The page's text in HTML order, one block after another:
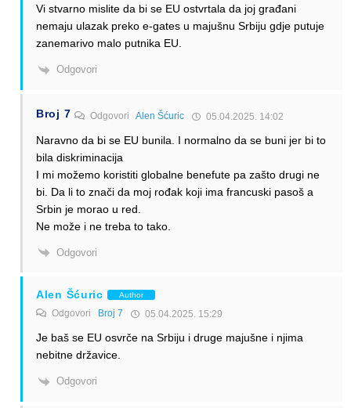
Vi stvarno mislite da bi se EU ostvrtala da joj građani
nemaju ulazak preko e-gates u majušnu Srbiju gdje putuje
zanemarivo malo putnika EU.
Odgovori
Broj 7 OdgovoriAlen Šćuric 05.04.2025. 14:02
Naravno da bi se EU bunila. I normalno da se buni jer bi to
bila diskriminacija
I mi možemo koristiti globalne benefute pa zašto drugi ne
bi. Da li to znači da moj rođak koji ima francuski pasoš a
Srbin je morao u red.
Ne može i ne treba to tako.
Odgovori
Alen Šćuric Author
Odgovori Broj 7 05.04.2025. 15:29
Je baš se EU osvrče na Srbiju i druge majušne i njima
nebitne državice.
Odgovori